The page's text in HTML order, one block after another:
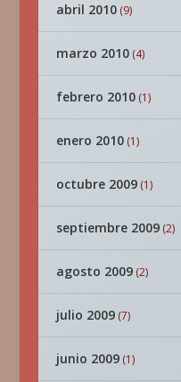
abril 2010(9)
marzo 2010(4)
febrero 2010(1)
enero 2010(1)
octubre 2009(1)
septiembre 2009(2)
agosto 2009(2)
julio 2009(7)
junio 2009(1)